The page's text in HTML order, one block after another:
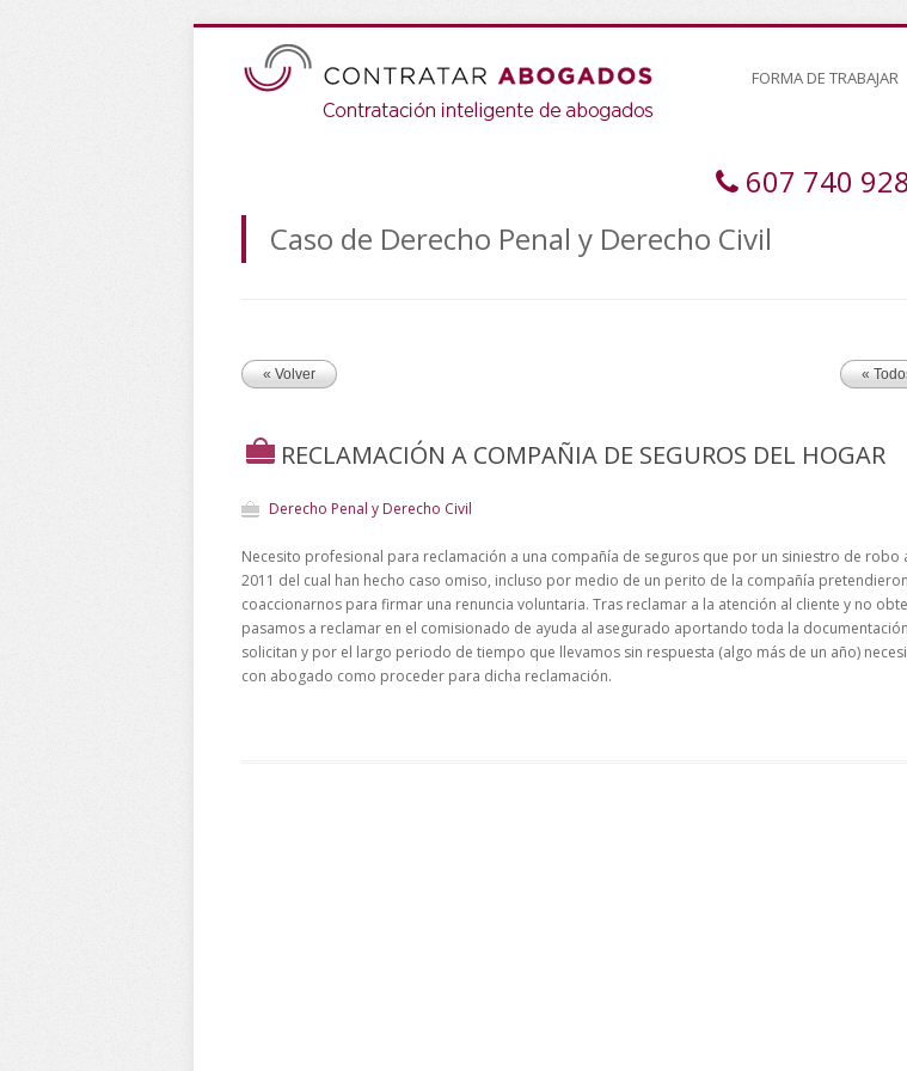
FORMA DE TRABAJAR
607 740 928
Caso de Derecho Penal y Derecho Civil
« Volver «
RECLAMACIÓN A COMPAÑIA DE SEGUROS DEL HOGAR
Derecho Penal y Derecho Civil
Necesito profesional para reclamación a una compañía de seguros que por un siniestro de robo
2011 del cual han hecho caso omiso, incluso por medio de un perito de la compañía pretendieron
coaccionarnos para firmar una renuncia voluntaria. Tras reclamar a la atención al cliente y no
pasamos a reclamar en el comisionado de ayuda al asegurado aportando toda la
solicitan y por el largo periodo de tiempo que llevamos sin respuesta (algo más de un año)
con abogado como proceder para dicha reclamación.